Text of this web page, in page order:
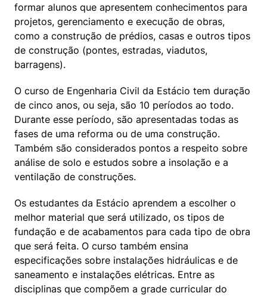
formar alunos que apresentem conhecimentos para
projetos, gerenciamento e execução de obras,
como a construção de prédios, casas e outros tipos
de construção (pontes, estradas, viadutos,
barragens).
O curso de Engenharia Civil da Estácio tem duração
de cinco anos, ou seja, são 10 períodos ao todo.
Durante esse período, são apresentadas todas as
fases de uma reforma ou de uma construção.
Também são considerados pontos a respeito sobre
análise de solo e estudos sobre a insolação e a
ventilação de construções.
Os estudantes da Estácio aprendem a escolher o
melhor material que será utilizado, os tipos de
fundação e de acabamentos para cada tipo de obra
que será feita. O curso também ensina
especificações sobre instalações hidráulicas e de
saneamento e instalações elétricas. Entre as
disciplinas que compõem a grade curricular do